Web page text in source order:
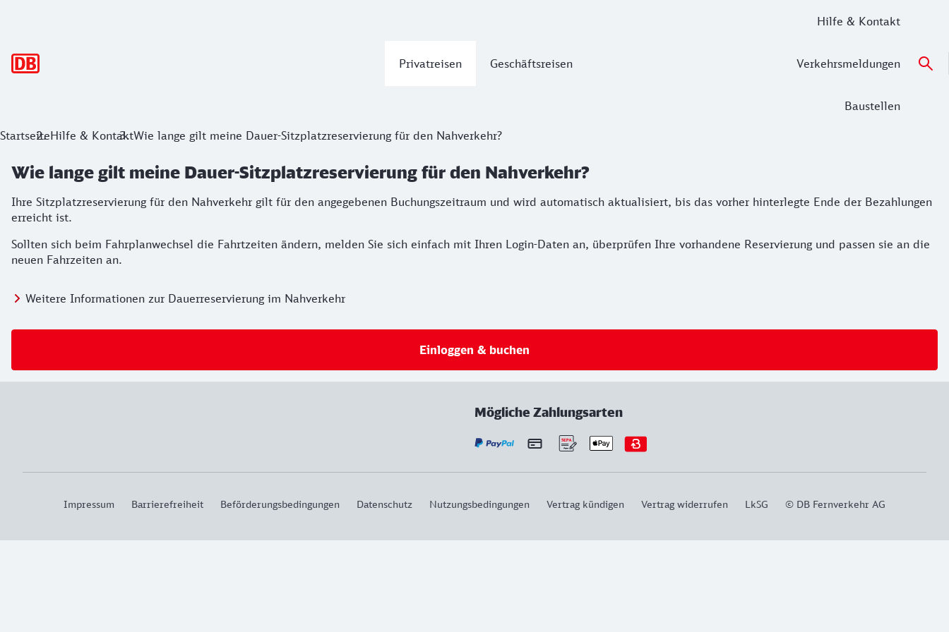
Privatreisen Geschäftsreisen
Hilfe & Kontakt
Verkehrsmeldungen
Baustellen
StartseiteHilfe & KontaktWie lange gilt meine Dauer-Sitzplatzreservierung für den Nahverkehr?
Wie lange gilt meine Dauer-Sitzplatzreservierung für den Nahverkehr?
Ihre Sitzplatzreservierung für den Nahverkehr gilt für den angegebenen Buchungszeitraum und wird automatisch aktualisiert, bis das vorher hinterlegte Ende der Bezahlungen
erreicht ist.
Sollten sich beim Fahrplanwechsel die Fahrtzeiten ändern, melden Sie sich einfach mit Ihren Login-Daten an, überprüfen Ihre vorhandene Reservierung und passen sie an die
neuen Fahrzeiten an.
Weitere Informationen zur Dauerreservierung im Nahverkehr
Einloggen & buchen
Mögliche Zahlungsarten
Impressum Barrierefreiheit Beförderungsbedingungen Datenschutz Nutzungsbedingungen Vertrag kündigen Vertrag widerrufen LkSG © DB Fernverkehr AG